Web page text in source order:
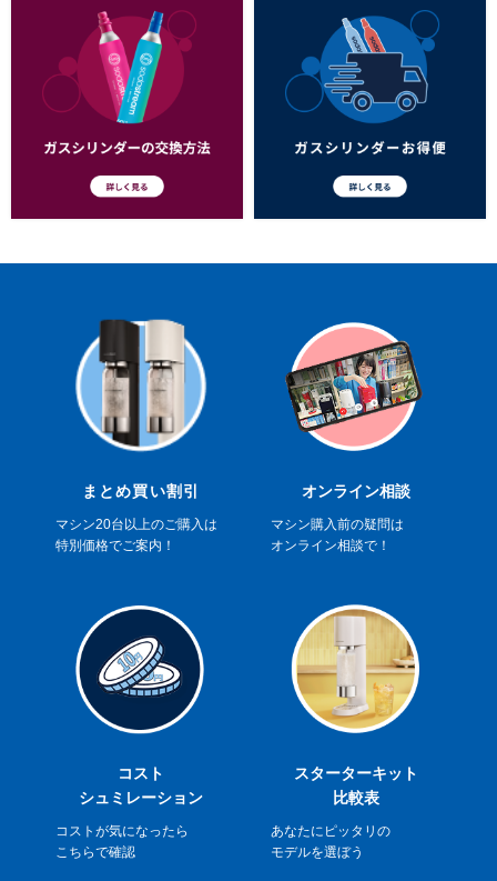
まとめ買い割引
マシン20台以上のご購入は
特別価格でご案内！
オンライン相談
マシン購入前の疑問は
オンライン相談で！
コスト
シュミレーション
コストが気になったら
こちらで確認
スターターキット
比較表
あなたにピッタリの
モデルを選ぼう